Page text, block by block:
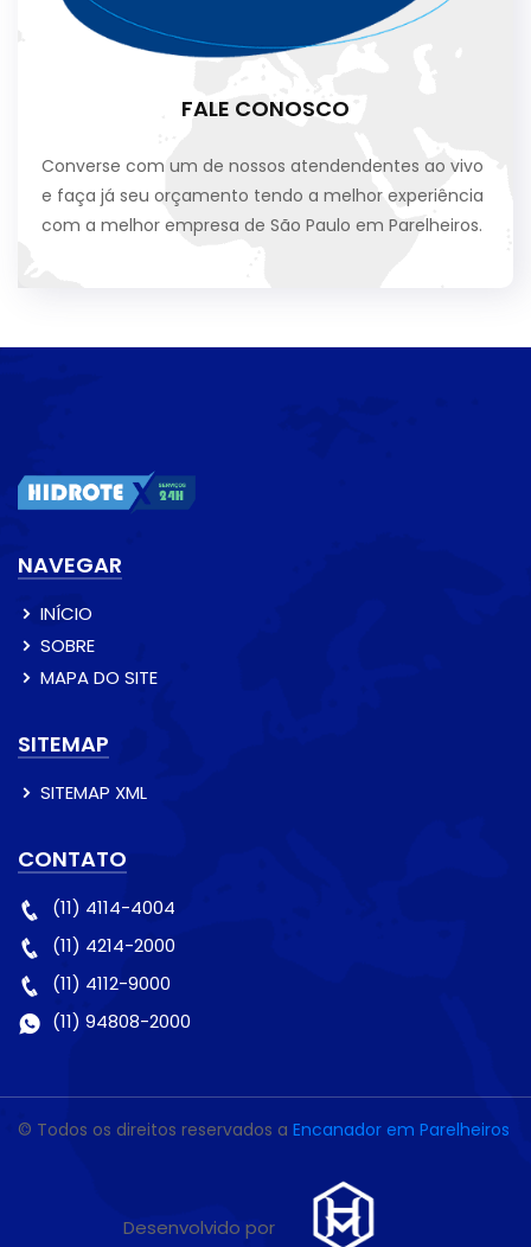
FALE CONOSCO
Converse com um de nossos atendendentes ao vivo
e faça já seu orçamento tendo a melhor experiência
com a melhor empresa de São Paulo em Parelheiros.
NAVEGAR
INÍCIO
SOBRE
MAPA DO SITE
SITEMAP
SITEMAP XML
CONTATO
(11) 4114-4004
(11) 4214-2000
(11) 4112-9000
(11) 94808-2000
© Todos os direitos reservados a Encanador em Parelheiros
Desenvolvido por